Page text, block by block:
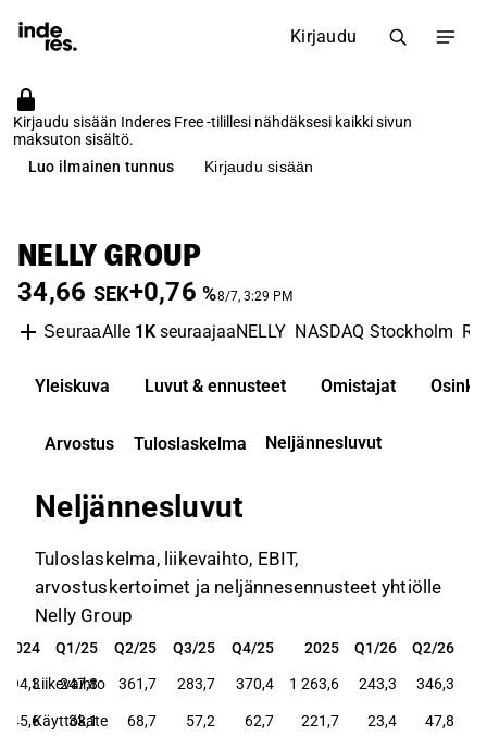
Kirjaudu
Kirjaudu sisään Inderes Free -tilillesi nähdäksesi kaikki sivun
maksuton sisältö.
Luo ilmainen tunnus
Kirjaudu sisään
NELLY GROUP
34,66 SEK+0,76 %8/7, 3:29 PM
SeuraaAlle 1KseuraajaaNELLY NASDAQ Stockholm
Yleiskuva Luvut & ennusteet Omistajat Osinko
Arvostus Tuloslaskelma Neljännesluvut
Neljännesluvut
Tuloslaskelma, liikevaihto, EBIT,
arvostuskertoimet ja neljännesennusteet yhtiölle
Nelly Group
2024 Q1/25 Q2/25 Q3/25 Q4/25 2025 Q1/26 Q2/26
2024 Q1/25 Q2/25 Q3/25 Q4/25 2025 Q1/26 Q2/26
Liikevaihto
247,8 361,7 283,7 370,4 1 263,6 243,3 346,3
Käyttökate
145,6 33,1 68,7 57,2 62,7 221,7 23,4 47,8